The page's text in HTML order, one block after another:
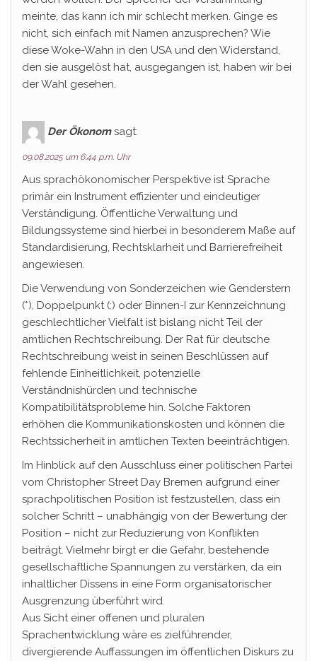
meinte, das kann ich mir schlecht merken. Ginge es
nicht, sich einfach mit Namen anzusprechen? Wie
diese Woke-Wahn in den USA und den Widerstand,
den sie ausgelöst hat, ausgegangen ist, haben wir bei
der Wahl gesehen.
Der Ökonom sagt:
09.08.2025 um 6:44 p.m. Uhr
Aus sprachökonomischer Perspektive ist Sprache
primär ein Instrument effizienter und eindeutiger
Verständigung. Öffentliche Verwaltung und
Bildungssysteme sind hierbei in besonderem Maße auf
Standardisierung, Rechtsklarheit und Barrierefreiheit
angewiesen.
Die Verwendung von Sonderzeichen wie Genderstern
(*), Doppelpunkt (:) oder Binnen-I zur Kennzeichnung
geschlechtlicher Vielfalt ist bislang nicht Teil der
amtlichen Rechtschreibung. Der Rat für deutsche
Rechtschreibung weist in seinen Beschlüssen auf
fehlende Einheitlichkeit, potenzielle
Verständnishürden und technische
Kompatibilitätsprobleme hin. Solche Faktoren
erhöhen die Kommunikationskosten und können die
Rechtssicherheit in amtlichen Texten beeinträchtigen.
Im Hinblick auf den Ausschluss einer politischen Partei
vom Christopher Street Day Bremen aufgrund einer
sprachpolitischen Position ist festzustellen, dass ein
solcher Schritt – unabhängig von der Bewertung der
Position – nicht zur Reduzierung von Konflikten
beiträgt. Vielmehr birgt er die Gefahr, bestehende
gesellschaftliche Spannungen zu verstärken, da ein
inhaltlicher Dissens in eine Form organisatorischer
Ausgrenzung überführt wird.
Aus Sicht einer offenen und pluralen
Sprachentwicklung wäre es zielführender,
divergierende Auffassungen im öffentlichen Diskurs zu